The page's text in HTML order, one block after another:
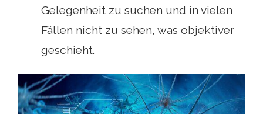
Gelegenheit zu suchen und in vielen
Fällen nicht zu sehen, was objektiver
geschieht.